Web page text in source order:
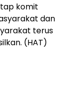
komit
dan
terus
(HAT)